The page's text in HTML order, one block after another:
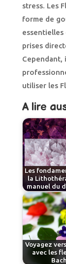
stress. Les
forme de
prises
Cependant,
utiliser les
A lire
Les
la
manuel du
Voyagez
avec les
Bach